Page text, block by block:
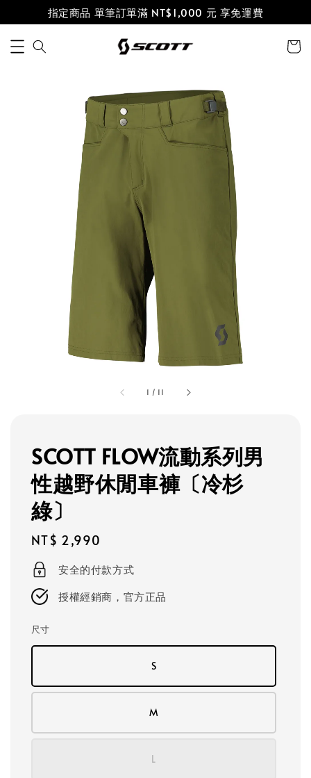
指定商品 單筆訂單滿 NT$1,000 元 享免運費
1 / 11
SCOTT FLOW流動系列男
性越野休閒車褲〔冷杉
綠〕
Regular
price
NT$ 2,990
安全的付款方式
授權經銷商，官方正品
尺寸
S
M
L